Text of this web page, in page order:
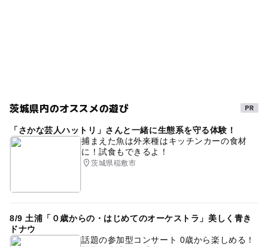
茨城県内のオススメの遊び
「さかな芸人ハットリ」さんと一緒に生態系を守る体験！
捕まえた魚は外来種はキッチンカーの食材
に！試食もできるよ！
茨城県稲敷市
8/9 土浦「０歳からの・はじめてのオーケストラ」美しく青き
ドナウ
話題の参加型コンサート 0歳から楽しめる！